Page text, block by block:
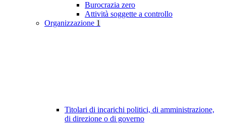
Burocrazia zero
Attività soggette a controllo
Organizzazione 1
Titolari di incarichi politici, di amministrazione,
di direzione o di governo